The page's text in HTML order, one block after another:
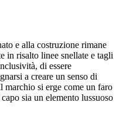
e alla costruzione rimane
in risalto linee snellate e tagli
di essere
a creare un senso di
marchio si erge come un faro
sia un elemento lussuoso